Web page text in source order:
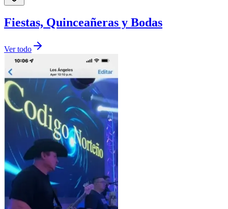
Fiestas, Quinceañeras y Bodas
Ver todo